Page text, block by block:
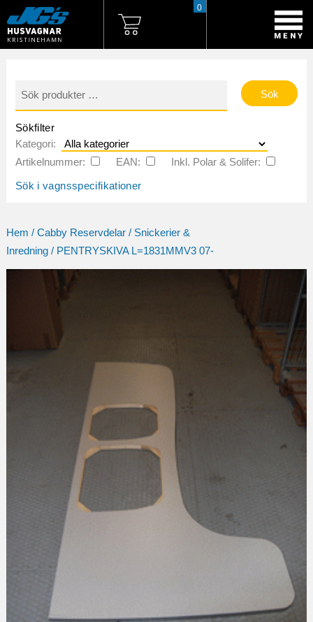
0
efter:
Sökfilter
Kategori:
Artikelnummer:
EAN:
Inkl. Polar & Solifer:
Sök i vagnsspecifikationer
Hem / Cabby Reservdelar/ Snickerier &
Inredning/ PENTRYSKIVA L=1831MMV3 07-